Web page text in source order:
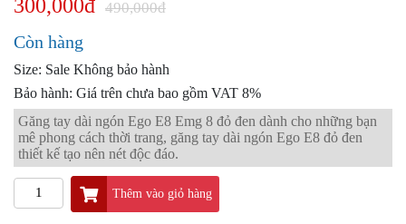
ĐỒ
PG1
PHỤ
KIỆN
YAMAHA
PG-
1
CẢNG
300,000đ 490,000đ
Còn hàng
Size: Sale Không bảo hành
Bảo hành: Giá trên chưa bao gồm VAT 8%
Găng tay dài ngón Ego E8 Emg 8 đỏ đen dành cho những bạn
mê phong cách thời trang, găng tay dài ngón Ego E8 đỏ đen
thiết kế tạo nên nét độc đáo.
Thêm vào giỏ hàng